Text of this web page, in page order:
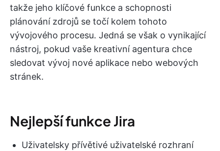
takže jeho klíčové funkce a schopnosti
plánování zdrojů se točí kolem tohoto
vývojového procesu. Jedná se však o vynikající
nástroj, pokud vaše kreativní agentura chce
sledovat vývoj nové aplikace nebo webových
stránek.
Nejlepší funkce Jira
Uživatelsky přívětivé uživatelské rozhraní